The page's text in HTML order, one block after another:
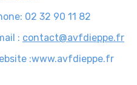
02 32 90 11 82
: contact@avfdieppe.fr
:www.avfdieppe.fr